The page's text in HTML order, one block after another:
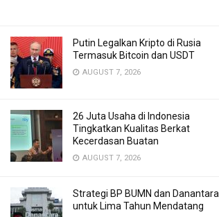
Putin Legalkan Kripto di Rusia
Termasuk Bitcoin dan USDT
AUGUST 7, 2026
26 Juta Usaha di Indonesia
Tingkatkan Kualitas Berkat
Kecerdasan Buatan
AUGUST 7, 2026
Strategi BP BUMN dan Danantara
untuk Lima Tahun Mendatang